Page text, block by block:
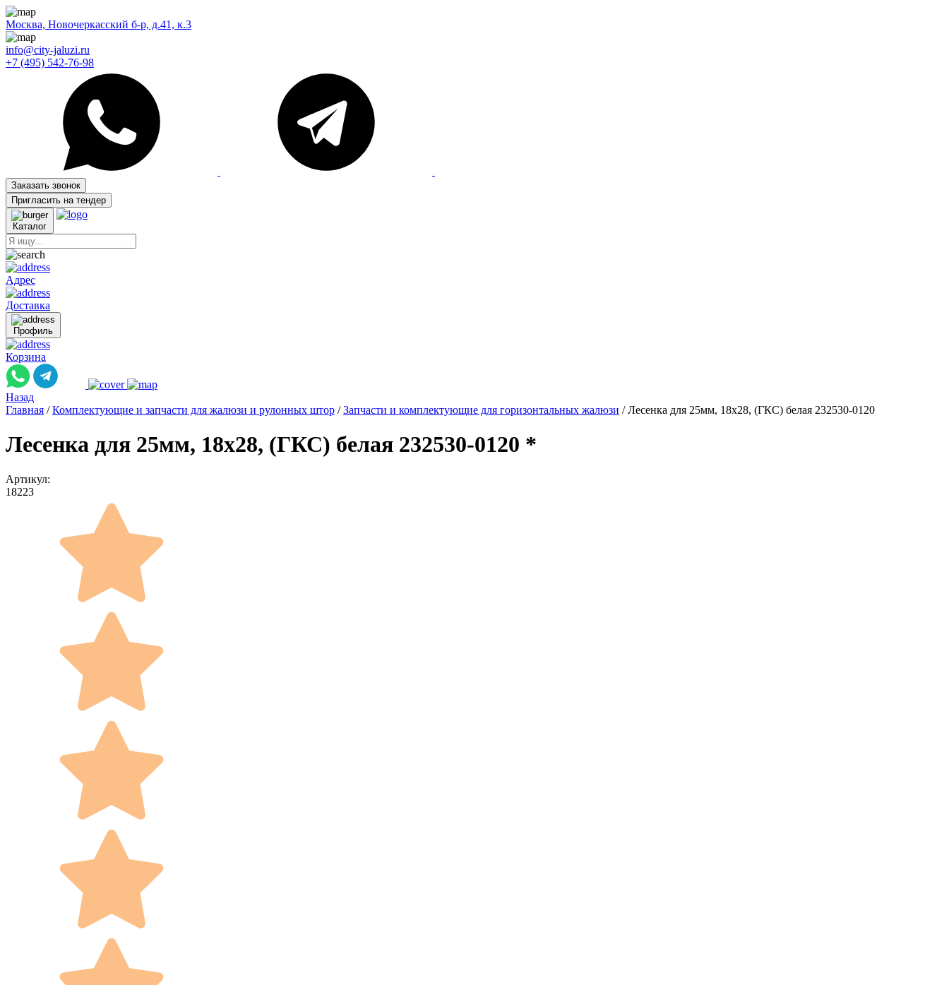
Москва, Новочеркасский б-р, д.41, к.3
info@city-jaluzi.ru
+7 (495) 542-76-98
Заказать звонок
Пригласить на тендер
Каталог
Адрес
Доставка
Профиль
Корзина
Назад
Главная / Комплектующие и запчасти для жалюзи и рулонных штор / Запчасти и комплектующие для горизонтальных жалюзи / Лесенка для 25мм, 18x28, (ГКС) белая 232530-0120
Лесенка для 25мм, 18x28, (ГКС) белая 232530-0120 *
Артикул:
18223